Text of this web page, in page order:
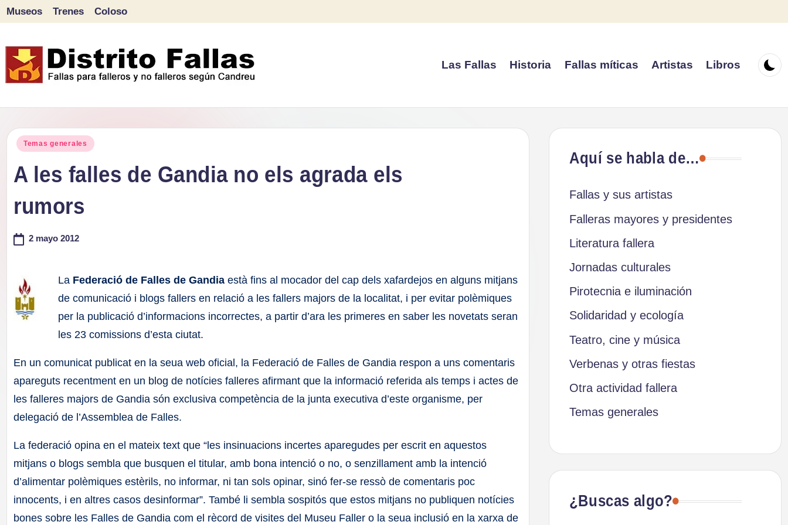
contenido
Museos Trenes Coloso
Las Fallas Historia Fallas míticas Artistas Libros
Publicado
Temas generales
A les falles de Gandia no els agrada els
rumors
2 mayo 2012
La Federació de Falles de Gandia està fins al mocador del cap dels xafardejos en alguns mitjans
de comunicació i blogs fallers en relació a les fallers majors de la localitat, i per evitar polèmiques
per la publicació d’informacions incorrectes, a partir d’ara les primeres en saber les novetats seran
les 23 comissions d’esta ciutat.
En un comunicat publicat en la seua web oficial, la Federació de Falles de Gandia respon a uns comentaris
apareguts recentment en un blog de notícies falleres afirmant que la informació referida als temps i actes de
les falleres majors de Gandia són exclusiva competència de la junta executiva d’este organisme, per
delegació de l’Assemblea de Falles.
La federació opina en el mateix text que “les insinuacions incertes aparegudes per escrit en aquestos
mitjans o blogs sembla que busquen el titular, amb bona intenció o no, o senzillament amb la intenció
d’alimentar polèmiques estèrils, no informar, ni tan sols opinar, sinó fer-se ressò de comentaris poc
innocents, i en altres casos desinformar”. També li sembla sospitós que estos mitjans no publiquen notícies
bones sobre les Falles de Gandia com el rècord de visites del Museu Faller o la seua inclusió en la xarxa de
Aquí se habla de…
Fallas y sus artistas
Falleras mayores y presidentes
Literatura fallera
Jornadas culturales
Pirotecnia e iluminación
Solidaridad y ecología
Teatro, cine y música
Verbenas y otras fiestas
Otra actividad fallera
Temas generales
¿Buscas algo?